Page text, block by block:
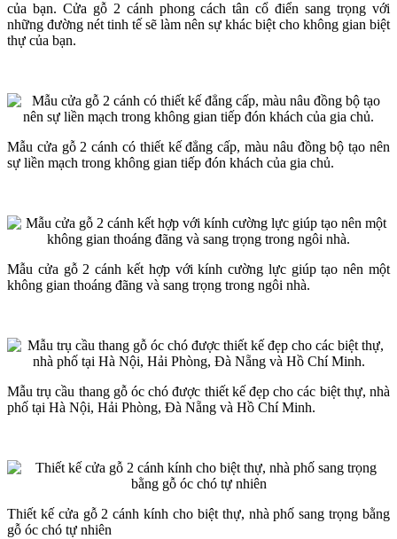
của bạn. Cửa gỗ 2 cánh phong cách tân cổ điển sang trọng với
những đường nét tinh tế sẽ làm nên sự khác biệt cho không gian biệt
thự của bạn.
Mẫu cửa gỗ 2 cánh có thiết kế đẳng cấp, màu nâu đồng bộ tạo nên
sự liền mạch trong không gian tiếp đón khách của gia chủ.
Mẫu cửa gỗ 2 cánh kết hợp với kính cường lực giúp tạo nên một
không gian thoáng đãng và sang trọng trong ngôi nhà.
Mẫu trụ cầu thang gỗ óc chó được thiết kế đẹp cho các biệt thự, nhà
phố tại Hà Nội, Hải Phòng, Đà Nẵng và Hồ Chí Minh.
Thiết kế cửa gỗ 2 cánh kính cho biệt thự, nhà phố sang trọng bằng
gỗ óc chó tự nhiên